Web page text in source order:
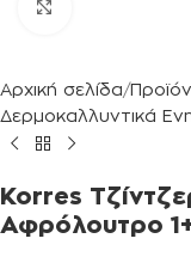
Αρχική σελίδα
Δερμοκαλλυντικά
Korres
Αφρόλουτρο